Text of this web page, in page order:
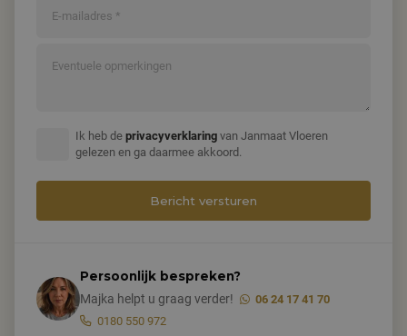
Ik heb de privacyverklaring van Janmaat Vloeren
gelezen en ga daarmee akkoord.
Persoonlijk bespreken?
Majka helpt u graag verder!
06 24 17 41 70
0180 550 972